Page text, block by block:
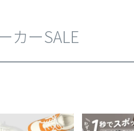
balance EDWIN
カーSALE